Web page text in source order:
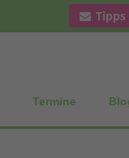
Termine